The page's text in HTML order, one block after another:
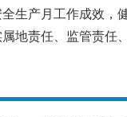
生产月工作成效，
地责任、监管责